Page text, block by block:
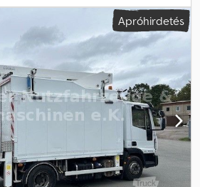
dízel, össztömeg:13 000 kg,
Crjdpeyhzf Tefx Ai Aof Friss TÜV és
Apróhirdetés